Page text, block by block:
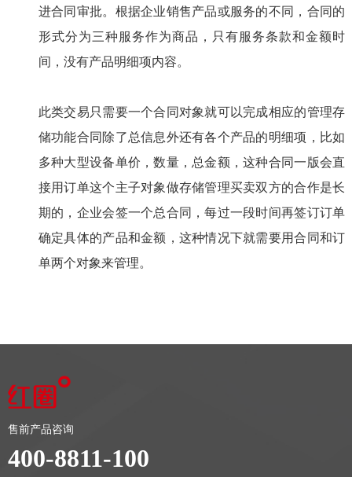
进合同审批。根据企业销售产品或服务的不同，合同的
形式分为三种服务作为商品，只有服务条款和金额时
间，没有产品明细项内容。
此类交易只需要一个合同对象就可以完成相应的管理存
储功能合同除了总信息外还有各个产品的明细项，比如
多种大型设备单价，数量，总金额，这种合同一版会直
接用订单这个主子对象做存储管理买卖双方的合作是长
期的，企业会签一个总合同，每过一段时间再签订订单
确定具体的产品和金额，这种情况下就需要用合同和订
单两个对象来管理。
售前产品咨询
400-8811-100